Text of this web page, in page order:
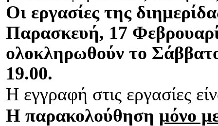
Οι εργασίες της
Παρασκευή, 17
ολοκληρωθούν το
19.00.
Η εγγραφή στις εργασίες
Η παρακολούθηση μόνο